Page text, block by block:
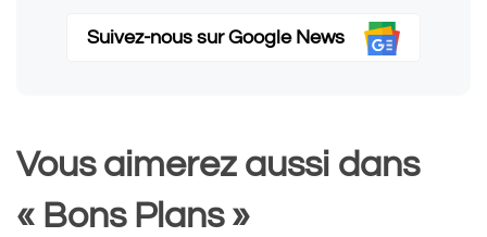
Suivez-nous sur Google News
Vous aimerez aussi dans
« Bons Plans »